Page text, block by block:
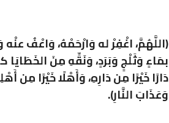
(اللَّهُمَّ، اغْفِرْ له وَارْحَمْهُ، وَاعْفُ
بمَاءٍ وَثَلْجٍ وَبَرَدٍ، وَنَقِّهِ مِنَ
دَارًا خَيْرًا مِن دَارِهِ، وَأَهْلًا خَيْرًا مِن
وَعَذَابَ النَّارِ).